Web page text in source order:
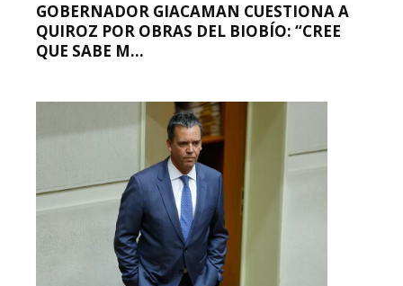
GOBERNADOR GIACAMAN CUESTIONA A
QUIROZ POR OBRAS DEL BIOBÍO: “CREE
QUE SABE M...